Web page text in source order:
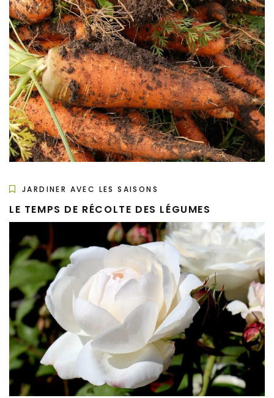
JARDINER AVEC LES SAISONS
LE TEMPS DE RÉCOLTE DES LÉGUMES